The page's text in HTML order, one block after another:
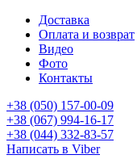
Доставка
Оплата и возврат
Видео
Фото
Контакты
+38 (050) 157-00-09
+38 (067) 994-16-17
+38 (044) 332-83-57
Написать в Viber